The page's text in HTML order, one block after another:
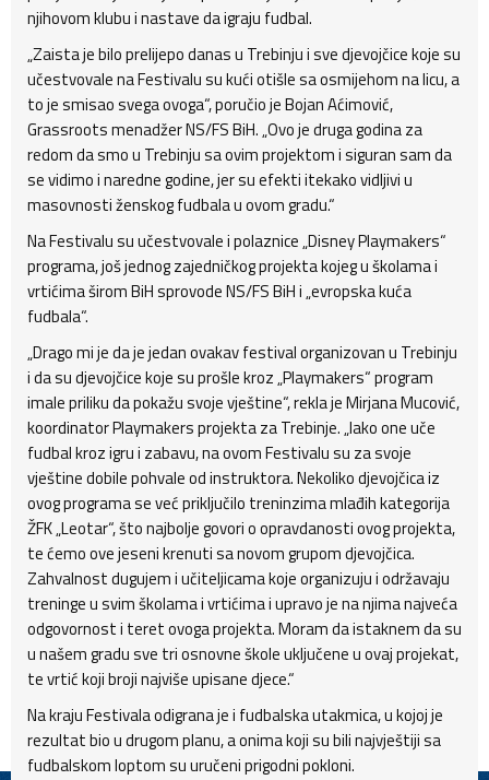
njihovom klubu i nastave da igraju fudbal.
„Zaista je bilo prelijepo danas u Trebinju i sve djevojčice koje su
učestvovale na Festivalu su kući otišle sa osmijehom na licu, a
to je smisao svega ovoga“, poručio je Bojan Aćimović,
Grassroots menadžer NS/FS BiH. „Ovo je druga godina za
redom da smo u Trebinju sa ovim projektom i siguran sam da
se vidimo i naredne godine, jer su efekti itekako vidljivi u
masovnosti ženskog fudbala u ovom gradu.“
Na Festivalu su učestvovale i polaznice „Disney Playmakers“
programa, još jednog zajedničkog projekta kojeg u školama i
vrtićima širom BiH sprovode NS/FS BiH i „evropska kuća
fudbala“.
„Drago mi je da je jedan ovakav festival organizovan u Trebinju
i da su djevojčice koje su prošle kroz „Playmakers“ program
imale priliku da pokažu svoje vještine“, rekla je Mirjana Mucović,
koordinator Playmakers projekta za Trebinje. „Iako one uče
fudbal kroz igru i zabavu, na ovom Festivalu su za svoje
vještine dobile pohvale od instruktora. Nekoliko djevojčica iz
ovog programa se već priključilo treninzima mlađih kategorija
ŽFK „Leotar“, što najbolje govori o opravdanosti ovog projekta,
te ćemo ove jeseni krenuti sa novom grupom djevojčica.
Zahvalnost dugujem i učiteljicama koje organizuju i održavaju
treninge u svim školama i vrtićima i upravo je na njima najveća
odgovornost i teret ovoga projekta. Moram da istaknem da su
u našem gradu sve tri osnovne škole uključene u ovaj projekat,
te vrtić koji broji najviše upisane djece.“
Na kraju Festivala odigrana je i fudbalska utakmica, u kojoj je
rezultat bio u drugom planu, a onima koji su bili najvještiji sa
fudbalskom loptom su uručeni prigodni pokloni.